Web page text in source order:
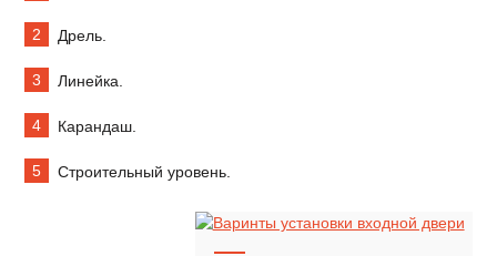
Дрель.
Линейка.
Карандаш.
Строительный уровень.